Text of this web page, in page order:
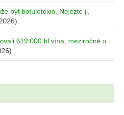
být botulotoxin. Nejezte ji,
619.000 hl vína, meziročně o